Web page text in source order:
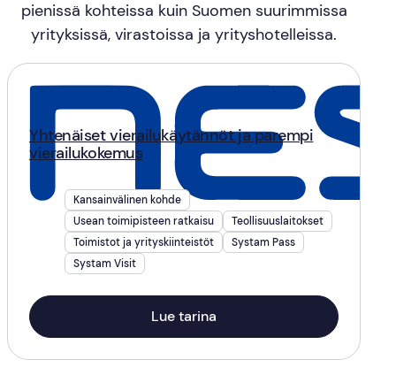
pienissä kohteissa kuin Suomen suurimmissa
yrityksissä, virastoissa ja yrityshotelleissa.
Yhtenäiset vierailukäytännöt ja parempi
vierailukokemus
Kansainvälinen kohde
Usean toimipisteen ratkaisu
Teollisuuslaitokset
Toimistot ja yrityskiinteistöt
Systam Pass
Systam Visit
Lue tarina